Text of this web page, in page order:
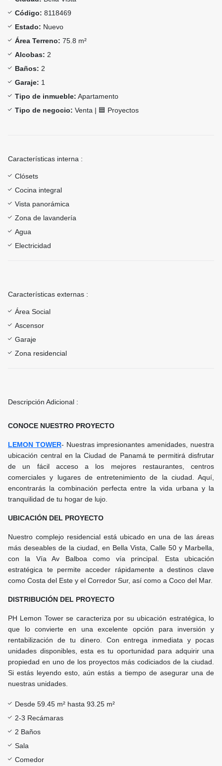
Código: 8118469
Estado: Nuevo
Área Terreno: 75.8 m²
Alcobas: 2
Baños: 2
Garaje: 1
Tipo de inmueble: Apartamento
Tipo de negocio: Venta | 🟦 Proyectos
Características interna :
Clósets
Cocina integral
Vista panorámica
Zona de lavandería
Agua
Electricidad
Características externas :
Área Social
Ascensor
Garaje
Zona residencial
Descripción Adicional :
CONOCE NUESTRO PROYECTO
LEMON TOWER- Nuestras impresionantes amenidades, nuestra
ubicación central en la Ciudad de Panamá te permitirá disfrutar
de un fácil acceso a los mejores restaurantes, centros
comerciales y lugares de entretenimiento de la ciudad. Aquí,
encontrarás la combinación perfecta entre la vida urbana y la
tranquilidad de tu hogar de lujo.
UBICACIÓN DEL PROYECTO
Nuestro complejo residencial está ubicado en una de las áreas
más deseables de la ciudad, en Bella Vista, Calle 50 y Marbella,
con la Vía Av Balboa como vía principal. Esta ubicación
estratégica te permite acceder rápidamente a destinos clave
como Costa del Este y el Corredor Sur, así como a Coco del Mar.
DISTRIBUCIÓN DEL PROYECTO
PH Lemon Tower se caracteriza por su ubicación estratégica, lo
que lo convierte en una excelente opción para inversión y
rentabilización de tu dinero. Con entrega inmediata y pocas
unidades disponibles, esta es tu oportunidad para adquirir una
propiedad en uno de los proyectos más codiciados de la ciudad.
Si estás leyendo esto, aún estás a tiempo de asegurar una de
nuestras unidades.
Desde 59.45 m² hasta 93.25 m²
‍2-3 Recámaras
2 Baños
Sala
Comedor